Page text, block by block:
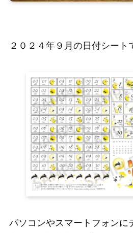
２０２４年９月の日付シート
パソコンやスマートフォンに